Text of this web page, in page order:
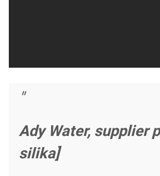
Ady Water, supplier
silika]